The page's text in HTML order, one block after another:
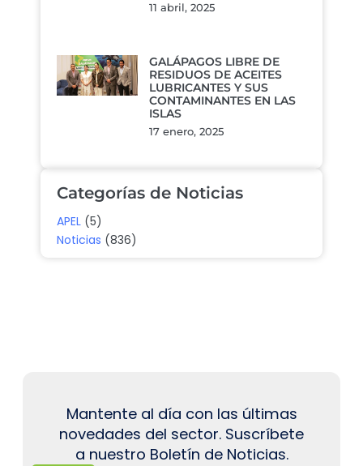
11 abril, 2025
GALÁPAGOS LIBRE DE
RESIDUOS DE ACEITES
LUBRICANTES Y SUS
CONTAMINANTES EN LAS
ISLAS
17 enero, 2025
Categorías de Noticias
APEL (5)
Noticias (836)
Mantente al día con las últimas
novedades del sector. Suscríbete
a nuestro Boletín de Noticias.